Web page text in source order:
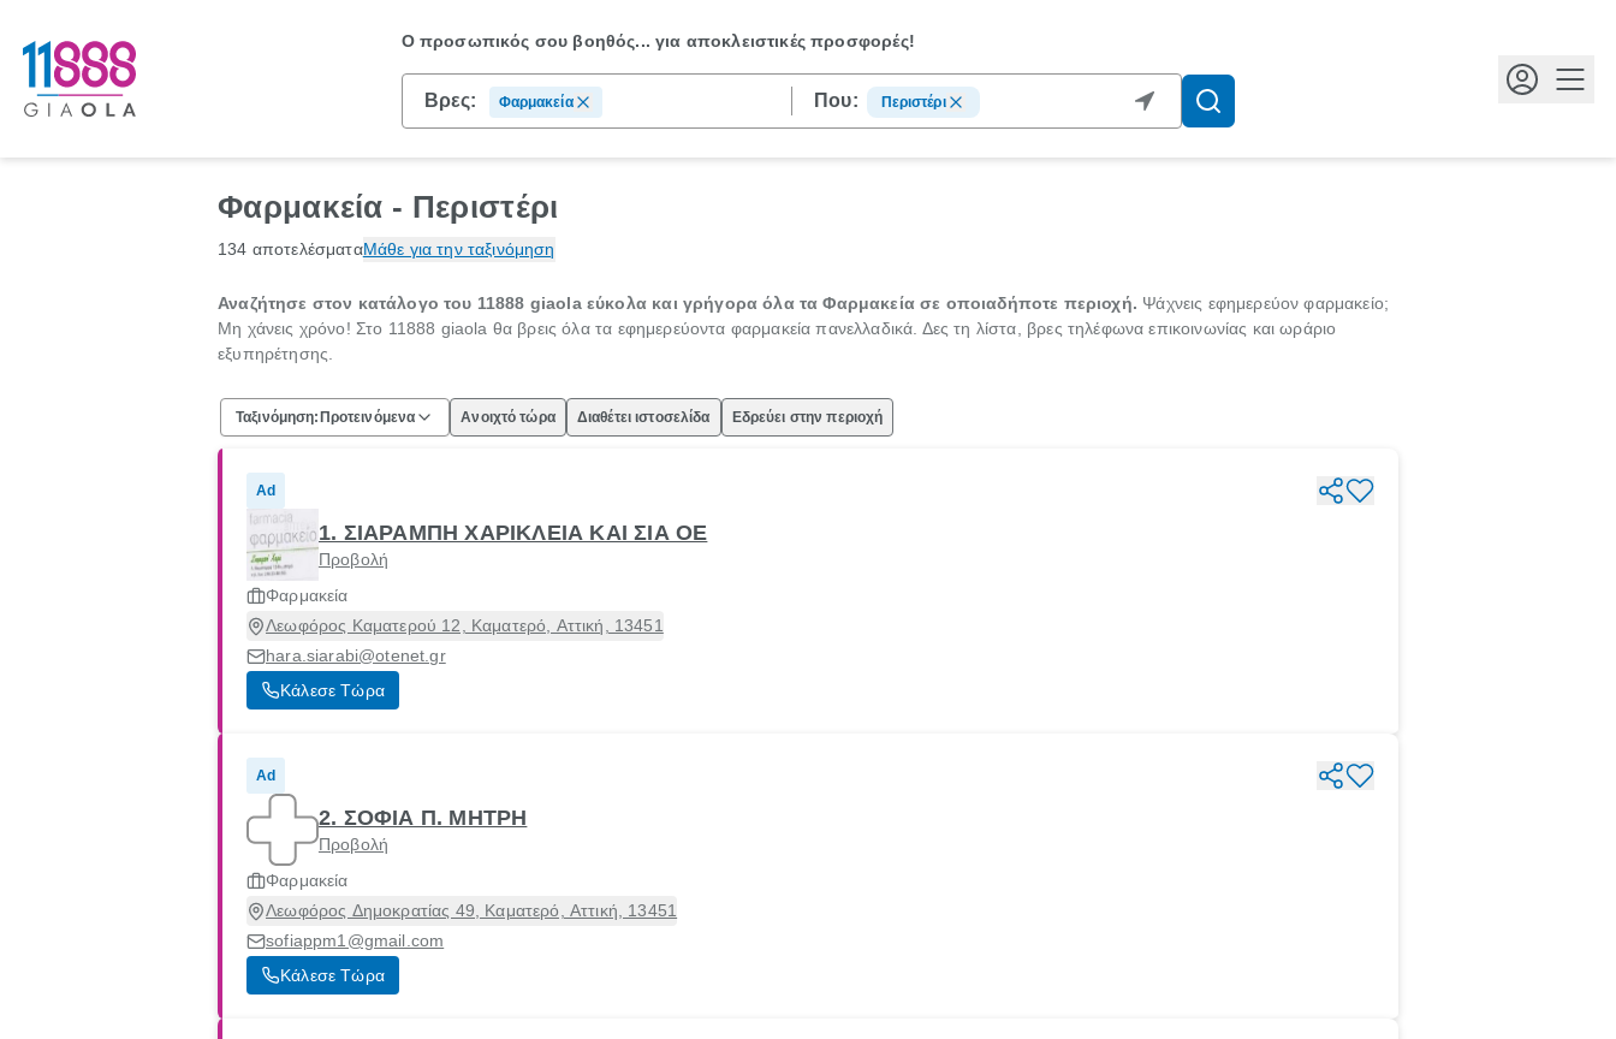
Ο προσωπικός σου βοηθός...για αποκλειστικές προσφορές!
Βρες: Φαρμακεία Που: Περιστέρι
Φαρμακεία - Περιστέρι
134 αποτελέσματαΜάθε για την ταξινόμηση
Αναζήτησε στον κατάλογο του 11888 giaola εύκολα και γρήγορα όλα τα Φαρμακεία σε οποιαδήποτε περιοχή. Ψάχνεις εφημερεύον φαρμακείο;
Μη χάνεις χρόνο! Στο 11888 giaola θα βρεις όλα τα εφημερεύοντα φαρμακεία πανελλαδικά. Δες τη λίστα, βρες τηλέφωνα επικοινωνίας και ωράριο
εξυπηρέτησης.
Ταξινόμηση: Προτεινόμενα Ανοιχτό τώρα Διαθέτει ιστοσελίδα Εδρεύει στην περιοχή
Ad
1. ΣΙΑΡΑΜΠΗ ΧΑΡΙΚΛΕΙΑ ΚΑΙ ΣΙΑ ΟΕ
Προβολή
Φαρμακεία
Λεωφόρος Καματερού 12, Καματερό, Αττική, 13451
hara.siarabi@otenet.gr
Κάλεσε Τώρα
Ad
2. ΣΟΦΙΑ Π. ΜΗΤΡΗ
Προβολή
Φαρμακεία
Λεωφόρος Δημοκρατίας 49, Καματερό, Αττική, 13451
sofiappm1@gmail.com
Κάλεσε Τώρα